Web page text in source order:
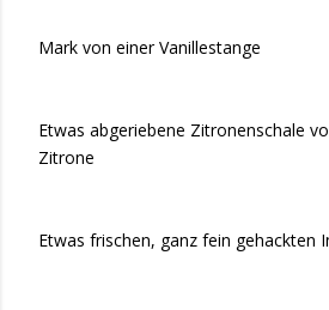
Mark von einer Vanillestange
Etwas abgeriebene Zitronenschale
Zitrone
Etwas frischen, ganz fein gehackten